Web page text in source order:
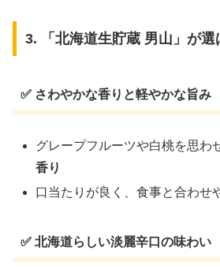
3. 「北海道生貯蔵 男山」が選
✅ さわやかな香りと軽やかな旨み
グレープフルーツや白桃を思わ
香り
口当たりが良く、食事と合わせ
✅ 北海道らしい淡麗辛口の味わい